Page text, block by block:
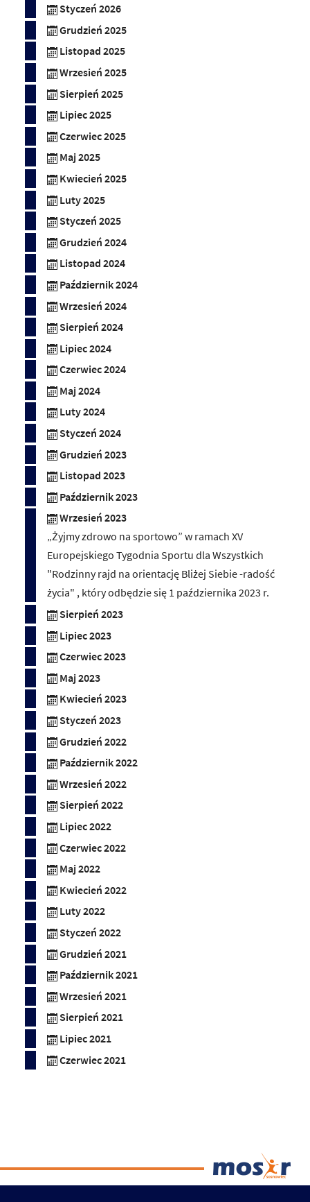
Styczeń 2026
Grudzień 2025
Listopad 2025
Wrzesień 2025
Sierpień 2025
Lipiec 2025
Czerwiec 2025
Maj 2025
Kwiecień 2025
Luty 2025
Styczeń 2025
Grudzień 2024
Listopad 2024
Październik 2024
Wrzesień 2024
Sierpień 2024
Lipiec 2024
Czerwiec 2024
Maj 2024
Luty 2024
Styczeń 2024
Grudzień 2023
Listopad 2023
Październik 2023
Wrzesień 2023
„Żyjmy zdrowo na sportowo” w ramach XV
Europejskiego Tygodnia Sportu dla Wszystkich
"Rodzinny rajd na orientację Bliżej Siebie -radość
życia" , który odbędzie się 1 października 2023 r.
Sierpień 2023
Lipiec 2023
Czerwiec 2023
Maj 2023
Kwiecień 2023
Styczeń 2023
Grudzień 2022
Październik 2022
Wrzesień 2022
Sierpień 2022
Lipiec 2022
Czerwiec 2022
Maj 2022
Kwiecień 2022
Luty 2022
Styczeń 2022
Grudzień 2021
Październik 2021
Wrzesień 2021
Sierpień 2021
Lipiec 2021
Czerwiec 2021